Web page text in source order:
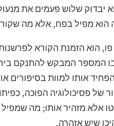
יבדוק שלוש פעמים את
מפיל בפח, אלא מה
פו, הוא הזמנת הקורא
המספר המבקש להתנקם
אותו למוות
של פסיכולוגיה הפוכה,
אלא מזהיר אותו; מה
שיש אזהרה.